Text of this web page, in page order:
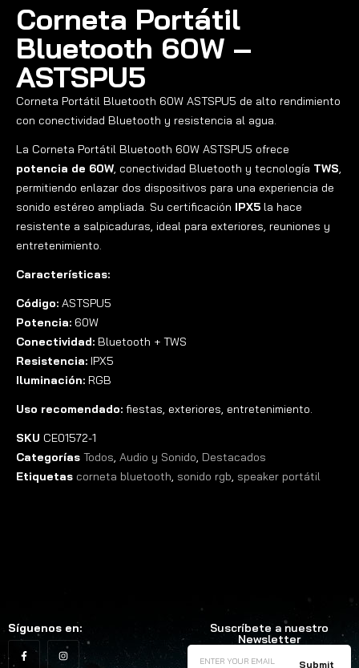
Corneta Portátil
Bluetooth 60W –
ASTSPU5
Corneta Portátil Bluetooth 60W ASTSPU5 de alto rendimiento
con conectividad Bluetooth y resistencia al agua.
La Corneta Portátil Bluetooth 60W ASTSPU5 ofrece
potencia de 60W, conectividad Bluetooth y tecnología TWS,
permitiendo enlazar dos dispositivos para una experiencia de
sonido estéreo ampliada. Su certificación IPX5 la hace
resistente a salpicaduras, ideal para exteriores, reuniones y
entretenimiento.
Características:
Código: ASTSPU5
Potencia: 60W
Conectividad: Bluetooth + TWS
Resistencia: IPX5
Iluminación: RGB
Uso recomendado: fiestas, exteriores, entretenimiento.
SKU CE01572-1
Categorías Todos, Audio y Sonido, Destacados
Etiquetas corneta bluetooth, sonido rgb, speaker portátil
Síguenos en: Suscríbete a nuestro
Newsletter